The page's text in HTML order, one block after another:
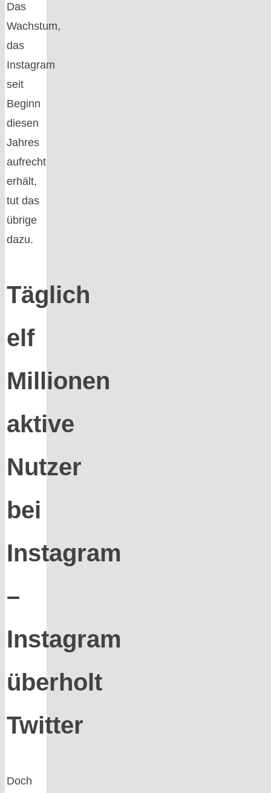
Das
Wachstum,
das
Instagram
seit
Beginn
diesen
Jahres
aufrecht
erhält,
tut das
übrige
dazu.
Täglich
elf
Millionen
aktive
Nutzer
bei
Instagram
–
Instagram
überholt
Twitter
Doch